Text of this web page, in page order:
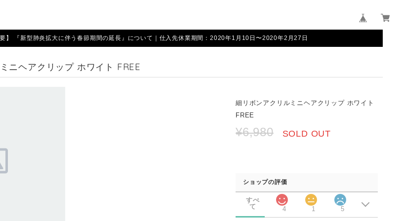
要】 『新型肺炎拡大に伴う春節期間の延長』について｜仕入先休業期間：2020年1月10日〜2020年2月27日
ニヘアクリップ ホワイト FREE
細リボンアクリルミニヘアクリップ ホワイト
FREE
¥6,980 SOLD OUT
ショップの評価
すべ
て
4 1 5